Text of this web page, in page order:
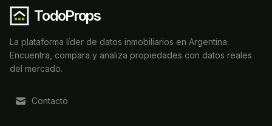
TodoProps
La plataforma líder de datos inmobiliarios en Argentina.
Encuentra, compara y analiza propiedades con datos reales
del mercado.
Contacto